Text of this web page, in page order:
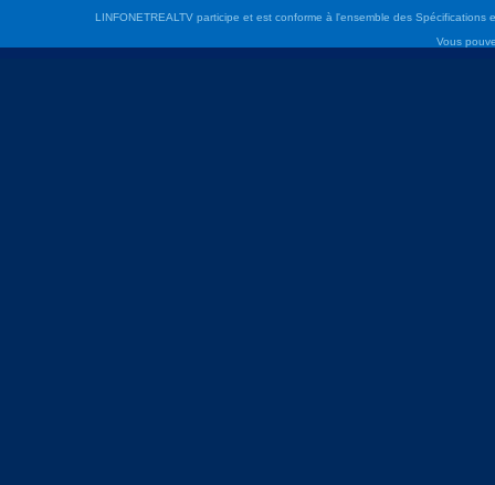
LINFONETREALTV participe et est conforme à l'ensemble des
Vous